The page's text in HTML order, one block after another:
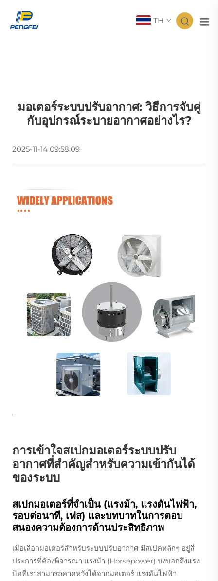
TH
มอเตอร์ระบบปรับอากาศ: วิธีการจับคู่
กับอุปกรณ์ระบายอากาศอย่างไร?
2025-11-14 09:58:09
การเข้าใจสเปกมอเตอร์ระบบปรับ
อากาศที่สำคัญสำหรับความเข้ากันได้
ของระบบ
สเปกมอเตอร์ที่จำเป็น (แรงม้า, แรงดันไฟฟ้า,
รอบต่อนาที, เฟส) และบทบาทในการตอบ
สนองความต้องการด้านประสิทธิภาพ
เมื่อเลือกมอเตอร์สำหรับระบบปรับอากาศ มีสเปคหลักๆ อยู่สี่
ประการที่ต้องพิจารณา แรงม้า (Horsepower) บ่งบอกถึงแรง
บิดที่เราสามารถคาดหวังได้จากมอเตอร์ แรงดันไฟฟ้า